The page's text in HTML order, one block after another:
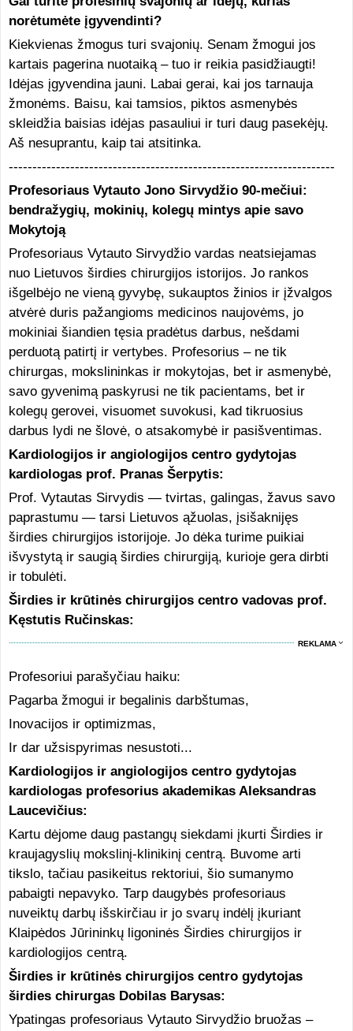
norėtumėte įgyvendinti?
Kiekvienas žmogus turi svajonių. Senam žmogui jos
kartais pagerina nuotaiką – tuo ir reikia pasidžiaugti!
Idėjas įgyvendina jauni. Labai gerai, kai jos tarnauja
žmonėms. Baisu, kai tamsios, piktos asmenybės
skleidžia baisias idėjas pasauliui ir turi daug pasekėjų.
Aš nesuprantu, kaip tai atsitinka.
---------------------------------------------------------------------
Profesoriaus Vytauto Jono Sirvydžio 90-mečiui:
bendražygių, mokinių, kolegų mintys apie savo
Mokytoją
Profesoriaus Vytauto Sirvydžio vardas neatsiejamas
nuo Lietuvos širdies chirurgijos istorijos. Jo rankos
išgelbėjo ne vieną gyvybę, sukauptos žinios ir įžvalgos
atvėrė duris pažangioms medicinos naujovėms, jo
mokiniai šiandien tęsia pradėtus darbus, nešdami
perduotą patirtį ir vertybes. Profesorius – ne tik
chirurgas, mokslininkas ir mokytojas, bet ir asmenybė,
savo gyvenimą paskyrusi ne tik pacientams, bet ir
kolegų gerovei, visuomet suvokusi, kad tikruosius
darbus lydi ne šlovė, o atsakomybė ir pasišventimas.
Kardiologijos ir angiologijos centro gydytojas
kardiologas prof. Pranas Šerpytis:
Prof. Vytautas Sirvydis — tvirtas, galingas, žavus savo
paprastumu — tarsi Lietuvos ąžuolas, įsišaknijęs
širdies chirurgijos istorijoje. Jo dėka turime puikiai
išvystytą ir saugią širdies chirurgiją, kurioje gera dirbti
ir tobulėti.
Širdies ir krūtinės chirurgijos centro vadovas prof.
Kęstutis Ručinskas:
REKLAMA
Profesoriui parašyčiau haiku:
Pagarba žmogui ir begalinis darbštumas,
Inovacijos ir optimizmas,
Ir dar užsispyrimas nesustoti...
Kardiologijos ir angiologijos centro gydytojas
kardiologas profesorius akademikas Aleksandras
Laucevičius:
Kartu dėjome daug pastangų siekdami įkurti Širdies ir
kraujagyslių mokslinį-klinikinį centrą. Buvome arti
tikslo, tačiau pasikeitus rektoriui, šio sumanymo
pabaigti nepavyko. Tarp daugybės profesoriaus
nuveiktų darbų išskirčiau ir jo svarų indėlį įkuriant
Klaipėdos Jūrininkų ligoninės Širdies chirurgijos ir
kardiologijos centrą.
Širdies ir krūtinės chirurgijos centro gydytojas
širdies chirurgas Dobilas Barysas:
Ypatingas profesoriaus Vytauto Sirvydžio bruožas –